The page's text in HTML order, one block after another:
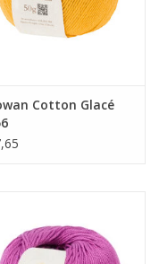
Cotton Glacé